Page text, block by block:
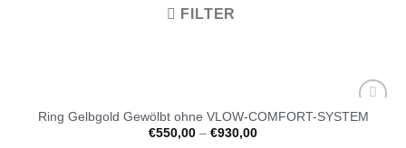
FILTER
Auf die
Ring Gelbgold Gewölbt ohne VLOW-COMFORT-SYSTEM
€550,00 – €930,00